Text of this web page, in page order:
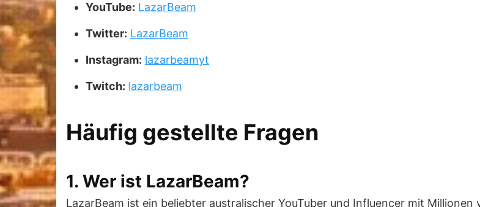
YouTube: LazarBeam
Twitter: LazarBeam
Instagram: lazarbeamyt
Twitch: lazarbeam
Häufig gestellte Fragen
1. Wer ist LazarBeam?
LazarBeam ist ein beliebter australischer YouTuber und Influencer mit